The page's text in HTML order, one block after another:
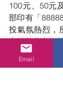
100元、50元
部印有「
投氣氛熱烈，
支持基金會的
配合周年活動
Email